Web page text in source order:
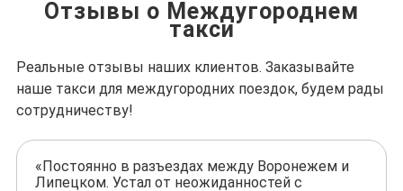
Отзывы о Междугороднем
такси
Реальные отзывы наших клиентов. Заказывайте
наше такси для междугородних поездок, будем рады
сотрудничеству!
«Постоянно в разъездах между Воронежем и
Липецком. Устал от неожиданностей с